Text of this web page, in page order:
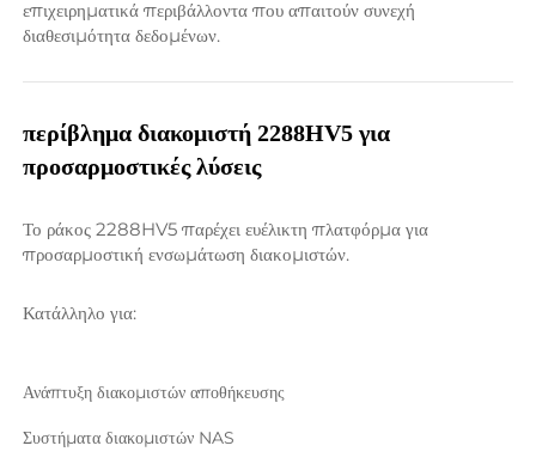
επιχειρηματικά περιβάλλοντα που απαιτούν συνεχή
διαθεσιμότητα δεδομένων.
περίβλημα διακομιστή 2288HV5 για
προσαρμοστικές λύσεις
Το ράκος 2288HV5 παρέχει ευέλικτη πλατφόρμα για
προσαρμοστική ενσωμάτωση διακομιστών.
Κατάλληλο για:
Ανάπτυξη διακομιστών αποθήκευσης
Συστήματα διακομιστών NAS